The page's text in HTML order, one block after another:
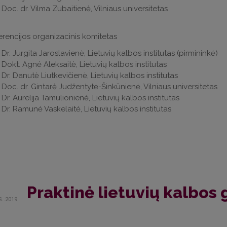
Doc. dr. Vilma Zubaitienė, Vilniaus universitetas
organizacinis komitetas
Dr. Jurgita Jaroslavienė, Lietuvių kalbos institutas (pirmininkė)
Dokt. Agnė Aleksaitė, Lietuvių kalbos institutas
Dr. Danutė Liutkevičienė, Lietuvių kalbos institutas
Doc. dr. Gintarė Judžentytė-Šinkūnienė, Vilniaus universitetas
Dr. Aurelija Tamulionienė, Lietuvių kalbos institutas
Dr. Ramunė Vaskelaitė, Lietuvių kalbos institutas
Praktinė lietuvių kalbos